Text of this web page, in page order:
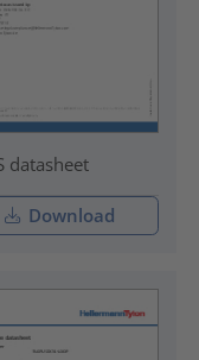
datasheet
Download